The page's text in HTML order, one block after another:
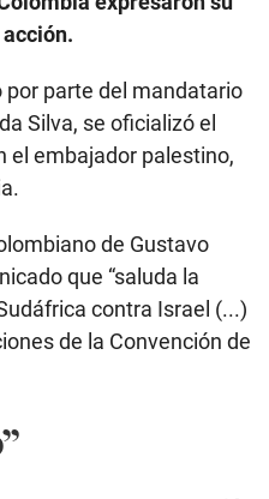
por parte del mandatario
Silva, se oficializó el
el embajador palestino,
de Gustavo
que “saluda la
contra Israel (...)
de la Convención de